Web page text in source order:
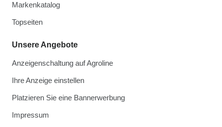
Markenkatalog
Topseiten
Unsere Angebote
Anzeigenschaltung auf Agroline
Ihre Anzeige einstellen
Platzieren Sie eine Bannerwerbung
Impressum